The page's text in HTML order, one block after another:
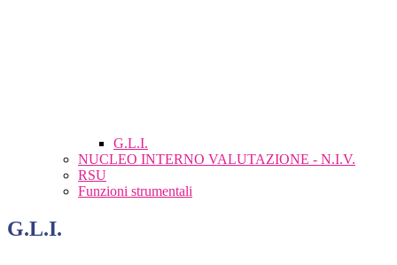
G.L.I.
NUCLEO INTERNO VALUTAZIONE - N.I.V.
RSU
Funzioni strumentali
G.L.I.